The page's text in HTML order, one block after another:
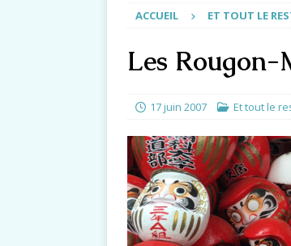
ACCUEIL ET TOUT LE
Les
17 juin 2007 Et tout le